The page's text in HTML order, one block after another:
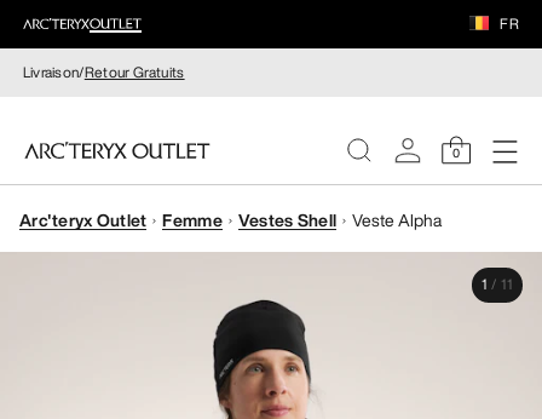
FR
Livraison/Retour Gratuits
0
FEMME
Arc'teryx Outlet Femme Vestes Shell Veste Alpha
1 / 11